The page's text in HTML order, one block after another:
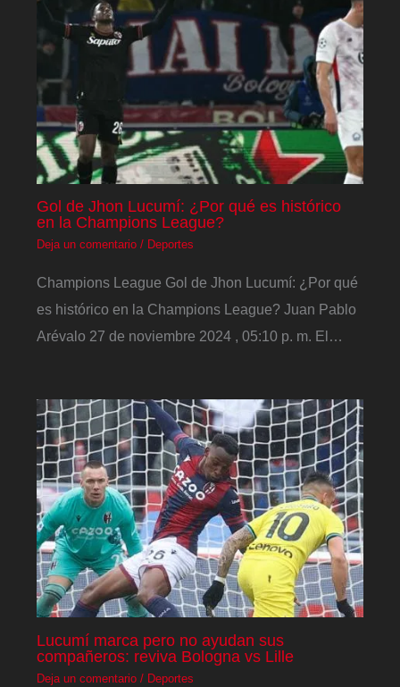
Gol de Jhon Lucumí: ¿Por qué es histórico
en la Champions League?
Deja un comentario / Deportes
Champions League Gol de Jhon Lucumí: ¿Por qué
es histórico en la Champions League? Juan Pablo
Arévalo 27 de noviembre 2024 , 05:10 p. m. El…
Lucumí marca pero no ayudan sus
compañeros: reviva Bologna vs Lille
Deja un comentario / Deportes